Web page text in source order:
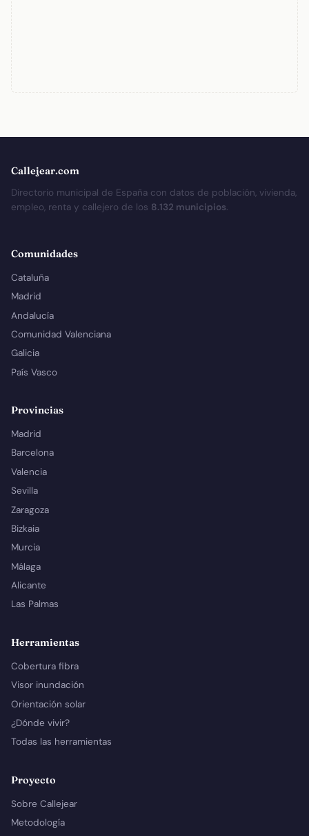
Callejear.com
Directorio municipal de España con datos de población, vivienda,
empleo, renta y callejero de los 8.132 municipios.
Comunidades
Cataluña
Madrid
Andalucía
Comunidad Valenciana
Galicia
País Vasco
Provincias
Madrid
Barcelona
Valencia
Sevilla
Zaragoza
Bizkaia
Murcia
Málaga
Alicante
Las Palmas
Herramientas
Cobertura fibra
Visor inundación
Orientación solar
¿Dónde vivir?
Todas las herramientas
Proyecto
Sobre Callejear
Metodología